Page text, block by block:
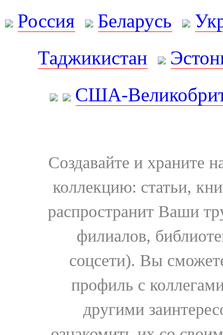
Россия Беларусь
Таджикистан
США-
Создавайте и храните
коллекцию: статьи,
распространит Ваши
филиалов,
соцсети). Вы
профиль с
другими